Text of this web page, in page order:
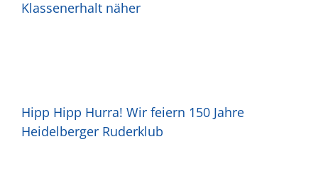
Klassenerhalt näher
Hipp Hipp Hurra! Wir feiern 150 Jahre
Heidelberger Ruderklub